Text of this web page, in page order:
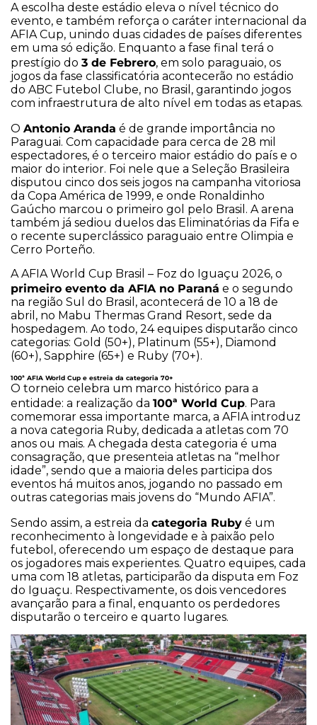
A escolha deste estádio eleva o nível técnico do
evento, e também reforça o caráter internacional da
AFIA Cup, unindo duas cidades de países diferentes
em uma só edição. Enquanto a fase final terá o
prestígio do 3 de Febrero, em solo paraguaio, os
jogos da fase classificatória acontecerão no estádio
do ABC Futebol Clube, no Brasil, garantindo jogos
com infraestrutura de alto nível em todas as etapas.
O Antonio Aranda é de grande importância no
Paraguai. Com capacidade para cerca de 28 mil
espectadores, é o terceiro maior estádio do país e o
maior do interior. Foi nele que a Seleção Brasileira
disputou cinco dos seis jogos na campanha vitoriosa
da Copa América de 1999, e onde Ronaldinho
Gaúcho marcou o primeiro gol pelo Brasil. A arena
também já sediou duelos das Eliminatórias da Fifa e
o recente superclássico paraguaio entre Olimpia e
Cerro Porteño.
A AFIA World Cup Brasil – Foz do Iguaçu 2026, o
primeiro evento da AFIA no Paraná e o segundo
na região Sul do Brasil, acontecerá de 10 a 18 de
abril, no Mabu Thermas Grand Resort, sede da
hospedagem. Ao todo, 24 equipes disputarão cinco
categorias: Gold (50+), Platinum (55+), Diamond
(60+), Sapphire (65+) e Ruby (70+).
100ª AFIA World Cup e estreia da categoria 70+
O torneio celebra um marco histórico para a
entidade: a realização da 100ª World Cup. Para
comemorar essa importante marca, a AFIA introduz
a nova categoria Ruby, dedicada a atletas com 70
anos ou mais. A chegada desta categoria é uma
consagração, que presenteia atletas na “melhor
idade”, sendo que a maioria deles participa dos
eventos há muitos anos, jogando no passado em
outras categorias mais jovens do “Mundo AFIA”.
Sendo assim, a estreia da categoria Ruby é um
reconhecimento à longevidade e à paixão pelo
futebol, oferecendo um espaço de destaque para
os jogadores mais experientes. Quatro equipes, cada
uma com 18 atletas, participarão da disputa em Foz
do Iguaçu. Respectivamente, os dois vencedores
avançarão para a final, enquanto os perdedores
disputarão o terceiro e quarto lugares.